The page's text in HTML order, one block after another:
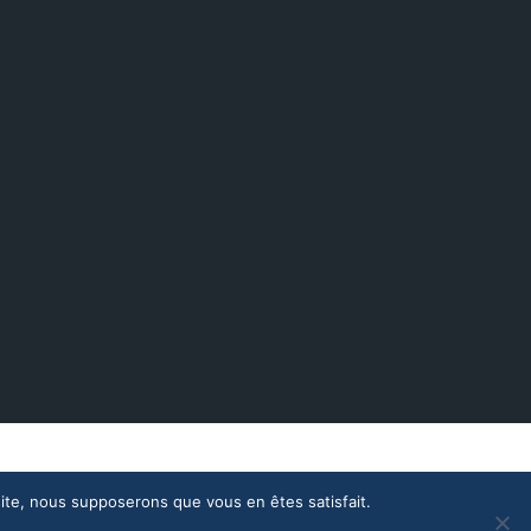
Météo en direct
Nous contacter
nous supposerons que vous en êtes satisfait.